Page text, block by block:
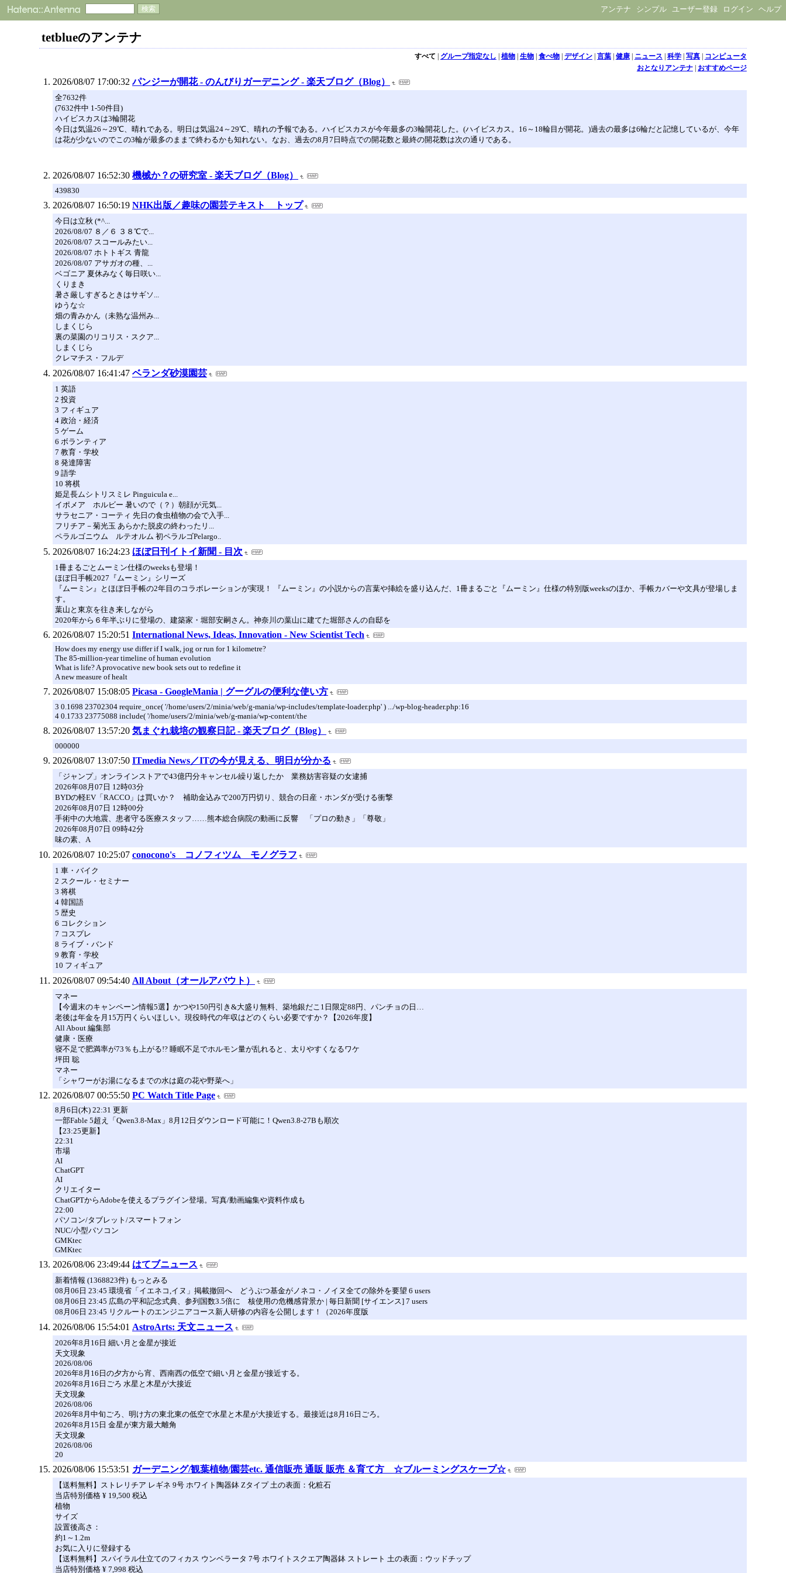
アンテナ シンプル ユーザー登録 ログイン ヘルプ
tetblueのアンテナ
すべて | グループ指定なし | 植物| 生物| 食べ物| デザイン| 言葉| 健康| ニュース | 科学| 写真| コンピュータ
おとなりアンテナ| おすすめページ
2026/08/07 17:00:32 パンジーが開花 - のんびりガーデニング - 楽天ブログ（Blog）
全7632件
(7632件中 1-50件目)
ハイビスカスは3輪開花
今日は気温26～29℃、晴れである。明日は気温24～29℃、晴れの予報である。ハイビスカスが今年最多の3輪開花した。(ハイビスカス。16～18輪目が開花。)過去の最多は6輪だと記憶しているが、今年
は花が少ないのでこの3輪が最多のままで終わるかも知れない。なお、過去の8月7日時点での開花数と最終の開花数は次の通りである。
2026/08/07 16:52:30 機械か？の研究室 - 楽天ブログ（Blog）
439830
2026/08/07 16:50:19 NHK出版／趣味の園芸テキスト トップ
今日は立秋 (*^...
2026/08/07 ８／６ ３８℃で...
2026/08/07 スコールみたい...
2026/08/07 ホトトギス 青龍
2026/08/07 アサガオの種、...
ベゴニア 夏休みなく毎日咲い...
くりまき
暑さ厳しすぎるときはサギソ...
ゆうな☆
畑の青みかん（未熟な温州み...
しまくじら
裏の菜園のリコリス・スクア...
しまくじら
クレマチス・フルデ
2026/08/07 16:41:47 ベランダ砂漠園芸
1 英語
2 投資
3 フィギュア
4 政治・経済
5 ゲーム
6 ボランティア
7 教育・学校
8 発達障害
9 語学
10 将棋
姫足長ムシトリスミレ Pinguicula e...
イポメア ホルビー 暑いので（？）朝顔が元気...
サラセニア・コーティ 先日の食虫植物の会で入手...
フリチア－菊光玉 あらかた脱皮の終わったリ...
ペラルゴニウム ルテオルム 初ペラルゴPelargo..
2026/08/07 16:24:23 ほぼ日刊イトイ新聞 - 目次
1冊まるごとムーミン仕様のweeksも登場！
ほぼ日手帳2027『ムーミン』シリーズ
『ムーミン』とほぼ日手帳の2年目のコラボレーションが実現！ 『ムーミン』の小説からの言葉や挿絵を盛り込んだ、1冊まるごと『ムーミン』仕様の特別版weeksのほか、手帳カバーや文具が登場しま
す。
葉山と東京を往き来しながら
2020年から６年半ぶりに登場の、建築家・堀部安嗣さん。神奈川の葉山に建てた堀部さんの自邸を
2026/08/07 15:20:51 International News, Ideas, Innovation - New Scientist Tech
How does my energy use differ if I walk, jog or run for 1 kilometre?
The 85-million-year timeline of human evolution
What is life? A provocative new book sets out to redefine it
A new measure of healt
2026/08/07 15:08:05 Picasa - GoogleMania | グーグルの便利な使い方
3 0.1698 23702304 require_once( '/home/users/2/minia/web/g-mania/wp-includes/template-loader.php' ) .../wp-blog-header.php:16
4 0.1733 23775088 include( '/home/users/2/minia/web/g-mania/wp-content/the
2026/08/07 13:57:20 気まぐれ栽培の観察日記 - 楽天ブログ（Blog）
000000
2026/08/07 13:07:50 ITmedia News／ITの今が見える、明日が分かる
「ジャンプ」オンラインストアで43億円分キャンセル繰り返したか 業務妨害容疑の女逮捕
2026年08月07日 12時03分
BYDの軽EV「RACCO」は買いか？ 補助金込みで200万円切り、競合の日産・ホンダが受ける衝撃
2026年08月07日 12時00分
手術中の大地震、患者守る医療スタッフ……熊本総合病院の動画に反響 「プロの動き」「尊敬」
2026年08月07日 09時42分
味の素、A
2026/08/07 10:25:07 conocono's コノフィツム モノグラフ
1 車・バイク
2 スクール・セミナー
3 将棋
4 韓国語
5 歴史
6 コレクション
7 コスプレ
8 ライブ・バンド
9 教育・学校
10 フィギュア
2026/08/07 09:54:40 All About（オールアバウト）
マネー
【今週末のキャンペーン情報5選】かつや150円引き&大盛り無料、築地銀だこ1日限定88円、パンチョの日…
老後は年金を月15万円くらいほしい。現役時代の年収はどのくらい必要ですか？【2026年度】
All About 編集部
健康・医療
寝不足で肥満率が73％も上がる!? 睡眠不足でホルモン量が乱れると、太りやすくなるワケ
坪田 聡
マネー
「シャワーがお湯になるまでの水は庭の花や野菜へ」
2026/08/07 00:55:50 PC Watch Title Page
8月6日(木) 22:31 更新
一部Fable 5超え「Qwen3.8-Max」8月12日ダウンロード可能に！Qwen3.8-27Bも順次
【23:25更新】
22:31
市場
AI
ChatGPT
AI
クリエイター
ChatGPTからAdobeを使えるプラグイン登場。写真/動画編集や資料作成も
22:00
パソコン/タブレット/スマートフォン
NUC/小型パソコン
GMKtec
GMKtec
2026/08/06 23:49:44 はてブニュース
新着情報 (1368823件) もっとみる
08月06日 23:45 環境省「イエネコ,イヌ」掲載撤回へ どうぶつ基金がノネコ・ノイヌ全ての除外を要望 6 users
08月06日 23:45 広島の平和記念式典、参列国数3.5倍に 核使用の危機感背景か | 毎日新聞 [サイエンス] 7 users
08月06日 23:45 リクルートのエンジニアコース新人研修の内容を公開します！（2026年度版
2026/08/06 15:54:01 AstroArts: 天文ニュース
2026年8月16日 細い月と金星が接近
天文現象
2026/08/06
2026年8月16日の夕方から宵、西南西の低空で細い月と金星が接近する。
2026年8月16日ごろ 水星と木星が大接近
天文現象
2026/08/06
2026年8月中旬ごろ、明け方の東北東の低空で水星と木星が大接近する。最接近は8月16日ごろ。
2026年8月15日 金星が東方最大離角
天文現象
2026/08/06
20
2026/08/06 15:53:51 ガーデニング/観葉植物/園芸etc. 通信販売 通販 販売 ＆育て方 ☆ブルーミングスケープ☆
【送料無料】ストレリチア レギネ 9号 ホワイト陶器鉢 Zタイプ 土の表面：化粧石
当店特別価格 ¥ 19,500 税込
植物
サイズ
設置後高さ：
約1～1.2m
お気に入りに登録する
【送料無料】スパイラル仕立てのフィカス ウンベラータ 7号 ホワイトスクエア陶器鉢 ストレート 土の表面：ウッドチップ
当店特別価格 ¥ 7,998 税込